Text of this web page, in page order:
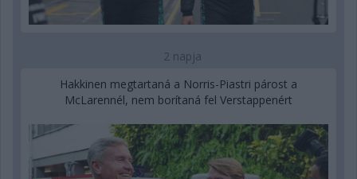
2 napja
Hakkinen megtartaná a Norris-Piastri párost a
McLarennél, nem borítaná fel Verstappenért